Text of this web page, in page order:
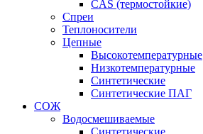
CAS (термостойкие)
Спреи
Теплоносители
Цепные
Высокотемпературные
Низкотемпературные
Синтетические
Синтетические ПАГ
СОЖ
Водосмешиваемые
Синтетические